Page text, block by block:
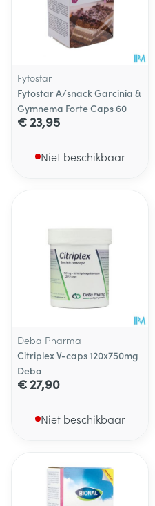
Fytostar
Fytostar A/snack Garcinia &
Gymnema Forte Caps 60
€ 23,95
Niet beschikbaar
Deba Pharma
Citriplex V-caps 120x750mg
Deba
€ 27,90
Niet beschikbaar